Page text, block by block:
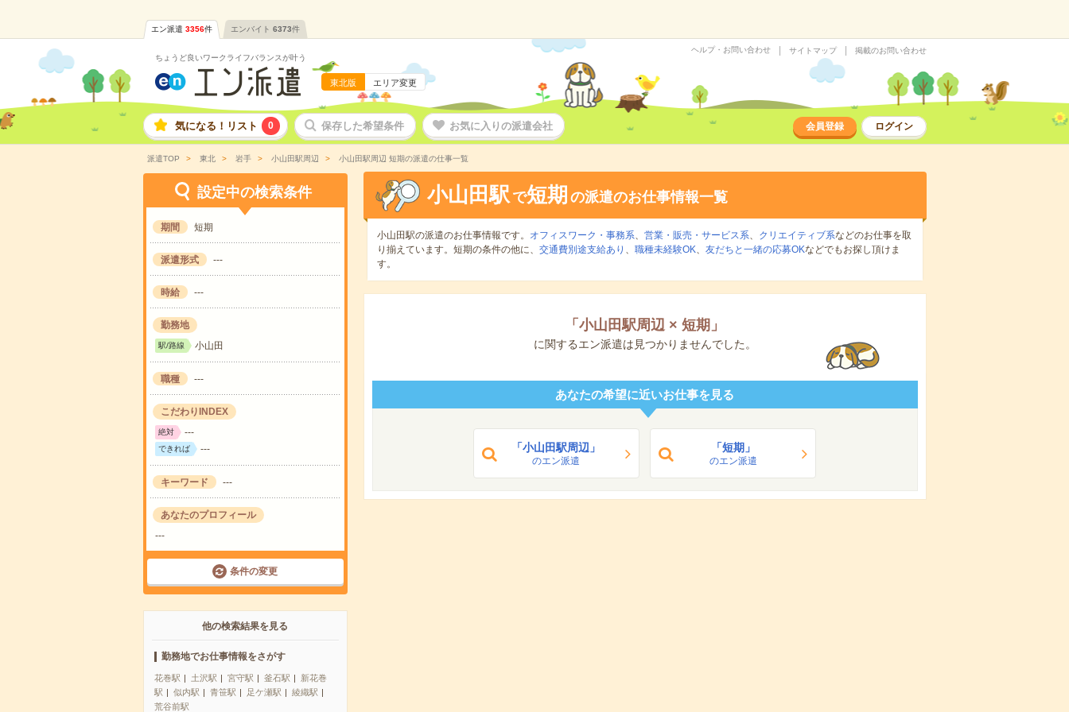
エン派遣 3356件 エンバイト 6373件
ちょうど良いワークライフバランスが叶う
東北版 エリア変更
ヘルプ・お問い合わせ サイトマップ 掲載のお問い合わせ
気になる！リスト 0 保存した希望条件 お気に入りの派遣会社 会員登録 ログイン
派遣TOP 東北 岩手 小山田駅周辺 小山田駅周辺 短期の派遣の仕事一覧
設定中の検索条件
期間 短期
派遣形式 ---
時給 ---
勤務地
駅/路線 小山田
職種 ---
こだわりINDEX
絶対 ---
できれば ---
キーワード ---
あなたのプロフィール
---
条件の変更
他の検索結果を見る
勤務地でお仕事情報をさがす
花巻駅 土沢駅 宮守駅 釜石駅
新花巻
駅
似内駅 青笹駅 足ケ瀬駅
綾織駅
荒谷前駅
小山田駅 で短期 の派遣のお仕事情報一覧
小山田駅の派遣のお仕事情報です。 オフィスワーク・事務系、 営業・販売・サービス系、 クリエイティブ系などのお仕事を取
り揃えています。短期の条件の他に、 交通費別途支給あり 、 職種未経験OK、 友だちと一緒の応募OKなどでもお探し頂けま
す。
「 小山田駅周辺 × 短期 」
に関するエン派遣は見つかりませんでした。
あなたの希望に近いお仕事を見る
「小山田駅周辺」
のエン派遣
「短期」
のエン派遣